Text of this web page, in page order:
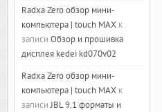
Radxa Zero обзор мини-
компьютера | touch MAXк
записи Обзор и прошивка
дисплея kedei kd070v02
Radxa Zero обзор мини-
компьютера | touch MAXк
записиJBL 9.1 форматы и